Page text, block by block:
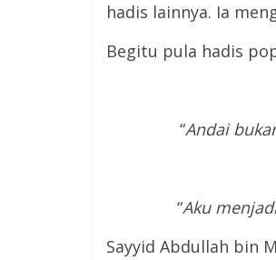
hadis lainnya. Ia
Begitu pula hadis
“Andai
“Aku
Sayyid Abdullah bin